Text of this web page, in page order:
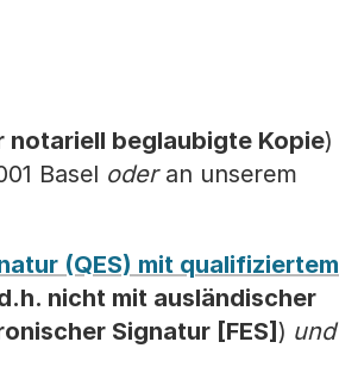
notariell beglaubigte Kopie)
Basel oder an unserem
(QES) mit qualifiziertem
nicht mit ausländischer
Signatur [FES] ) und